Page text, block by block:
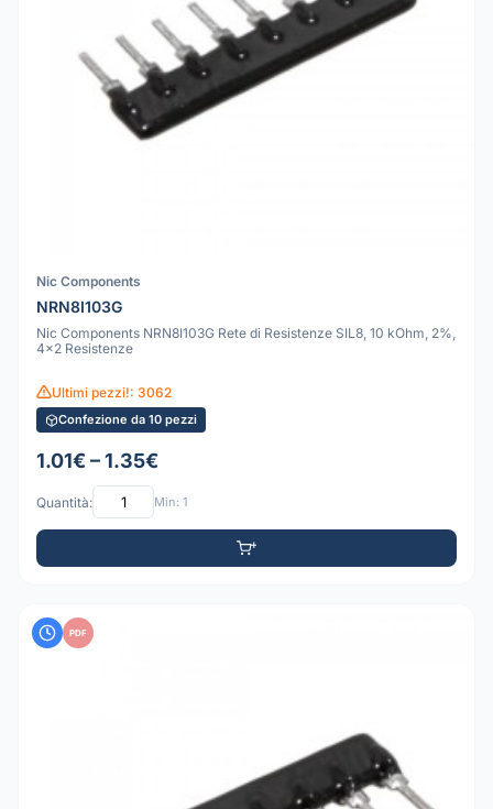
Nic Components
NRN8I103G
Nic Components NRN8I103G Rete di Resistenze SIL8, 10 kOhm, 2%,
4x2 Resistenze
Ultimi pezzi!: 3062
Confezione da 10 pezzi
1.01€ – 1.35€
Quantità: Min: 1
PDF